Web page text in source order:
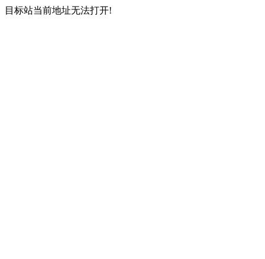
目标站当前地址无法打开!